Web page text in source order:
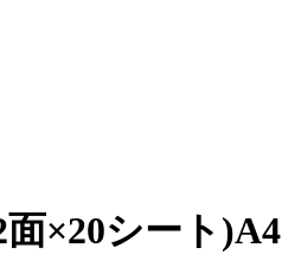
×20シート)A4